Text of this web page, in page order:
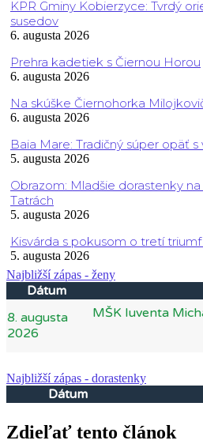
KPR Gminy Kobierzyce: Tvrdý
susedov
6. augusta 2026
Prehra kadetiek s Čiernou Horou
6. augusta 2026
Na skúške Čiernohorka
6. augusta 2026
Baia Mare: Tradičný súper opäť
5. augusta 2026
Obrazom: Mladšie dorastenky
Tatrách
5. augusta 2026
Kisvárda s pokusom o tretí
5. augusta 2026
Najbližší zápas - ženy
Dátum
8. augusta
2026
MŠK Iuventa
Najbližší zápas - dorastenky
Dátum
Zdieľať tento článok